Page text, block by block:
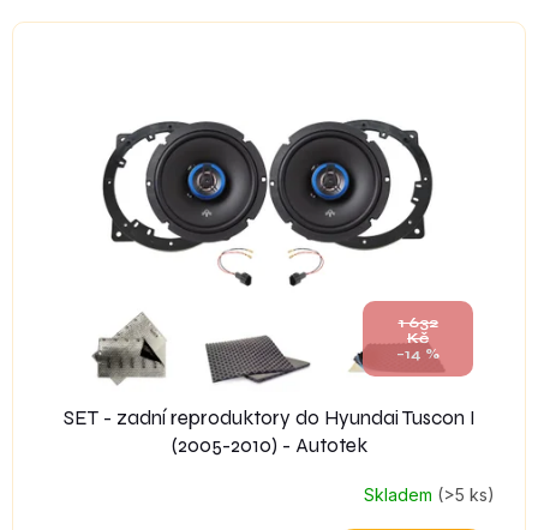
V
1 632
Kč
–14 %
SET - zadní reproduktory do Hyundai Tuscon I
(2005-2010) - Autotek
Skladem (>5 ks)